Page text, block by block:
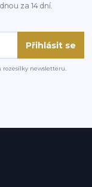
za 14 dní.
Přihlásit se
rozesílky newsletteru.